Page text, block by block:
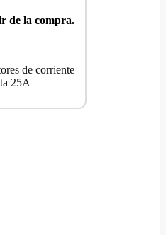
de la compra.
de corriente
25A